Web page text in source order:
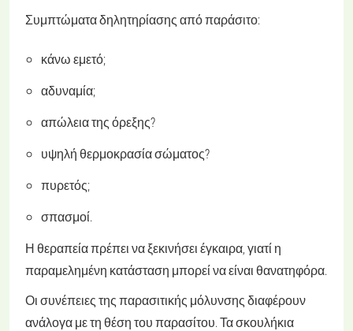
Συμπτώματα δηλητηρίασης από παράσιτο:
κάνω εμετό;
αδυναμία;
απώλεια της όρεξης?
υψηλή θερμοκρασία σώματος?
πυρετός;
σπασμοί.
Η θεραπεία πρέπει να ξεκινήσει έγκαιρα, γιατί η
παραμελημένη κατάσταση μπορεί να είναι θανατηφόρα.
Οι συνέπειες της παρασιτικής μόλυνσης διαφέρουν
ανάλογα με τη θέση του παρασίτου. Τα σκουλήκια